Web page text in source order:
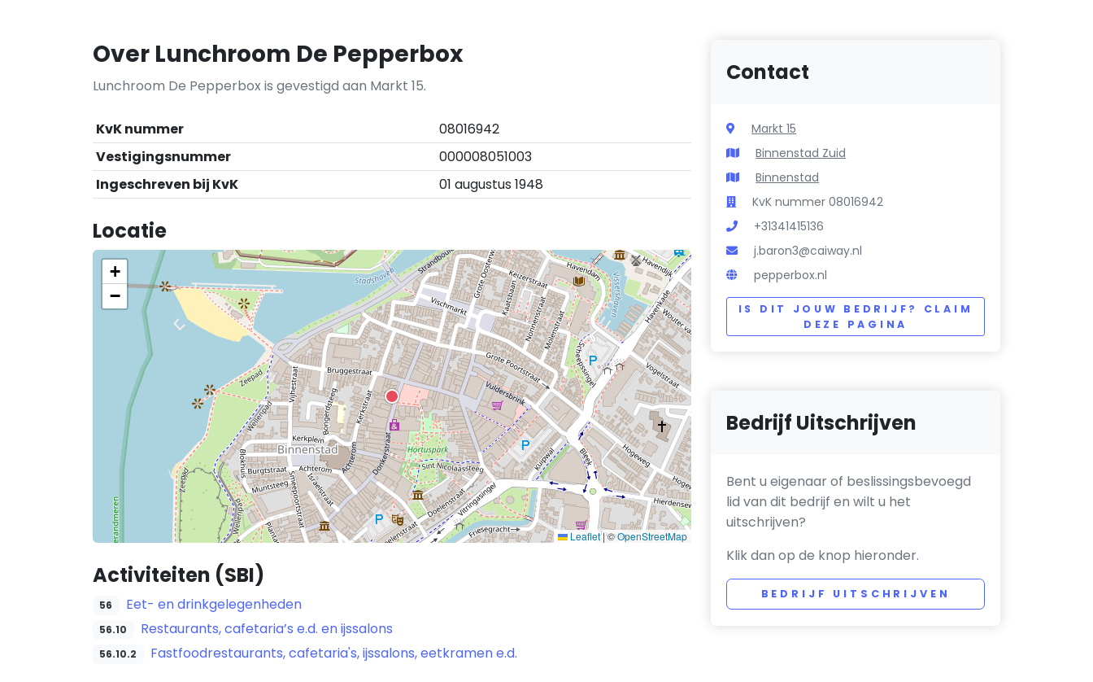
Over Lunchroom De Pepperbox
Lunchroom De Pepperbox is gevestigd aan Markt 15.
KvK nummer
08016942
Vestigingsnummer
000008051003
Ingeschreven bij KvK
01 augustus 1948
Locatie
+
−
Leaflet|©OpenStreetMap
Activiteiten (SBI)
56 Eet- en drinkgelegenheden
56.10 Restaurants, cafetaria’s e.d. en ijssalons
56.10.2 Fastfoodrestaurants, cafetaria's, ijssalons, eetkramen e.d.
Contact
Markt 15
Binnenstad Zuid
Binnenstad
KvK nummer 08016942
+31341415136
j.baron3@caiway.nl
pepperbox.nl
IS DIT JOUW BEDRIJF? CLAIM
DEZE PAGINA
Bedrijf Uitschrijven
Bent u eigenaar of beslissingsbevoegd
lid van dit bedrijf en wilt u het
uitschrijven?
Klik dan op de knop hieronder.
BEDRIJF UITSCHRIJVEN